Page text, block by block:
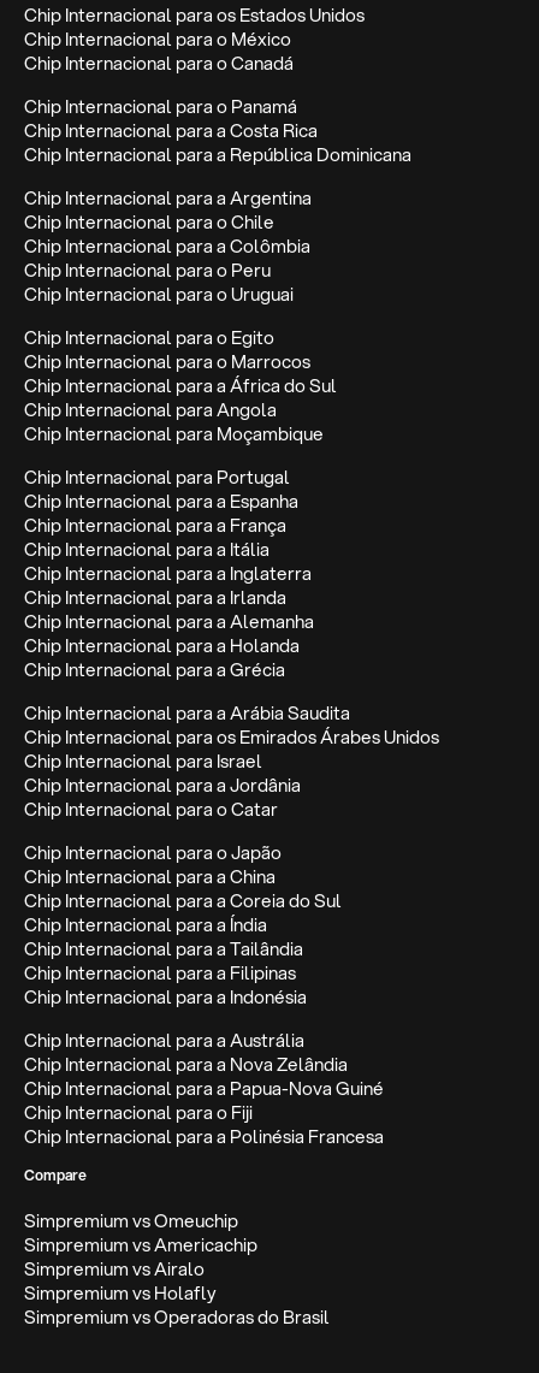
Chip Internacional para os Estados Unidos
Chip Internacional para o México
Chip Internacional para o Canadá
Chip Internacional para o Panamá
Chip Internacional para a Costa Rica
Chip Internacional para a República Dominicana
Chip Internacional para a Argentina
Chip Internacional para o Chile
Chip Internacional para a Colômbia
Chip Internacional para o Peru
Chip Internacional para o Uruguai
Chip Internacional para o Egito
Chip Internacional para o Marrocos
Chip Internacional para a África do Sul
Chip Internacional para Angola
Chip Internacional para Moçambique
Chip Internacional para Portugal
Chip Internacional para a Espanha
Chip Internacional para a França
Chip Internacional para a Itália
Chip Internacional para a Inglaterra
Chip Internacional para a Irlanda
Chip Internacional para a Alemanha
Chip Internacional para a Holanda
Chip Internacional para a Grécia
Chip Internacional para a Arábia Saudita
Chip Internacional para os Emirados Árabes Unidos
Chip Internacional para Israel
Chip Internacional para a Jordânia
Chip Internacional para o Catar
Chip Internacional para o Japão
Chip Internacional para a China
Chip Internacional para a Coreia do Sul
Chip Internacional para a Índia
Chip Internacional para a Tailândia
Chip Internacional para a Filipinas
Chip Internacional para a Indonésia
Chip Internacional para a Austrália
Chip Internacional para a Nova Zelândia
Chip Internacional para a Papua-Nova Guiné
Chip Internacional para o Fiji
Chip Internacional para a Polinésia Francesa
Compare
Simpremium vs Omeuchip
Simpremium vs Americachip
Simpremium vs Airalo
Simpremium vs Holafly
Simpremium vs Operadoras do Brasil